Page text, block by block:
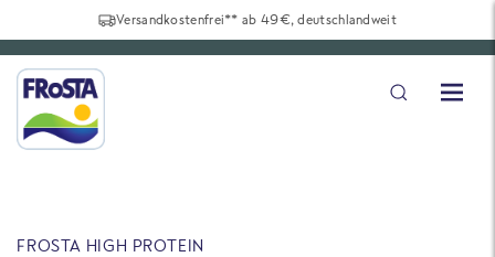
Versandkostenfrei** ab 49€, deutschlandweit
FROSTA HIGH PROTEIN